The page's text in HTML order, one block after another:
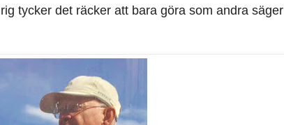
tycker det räcker att bara göra som andra säger